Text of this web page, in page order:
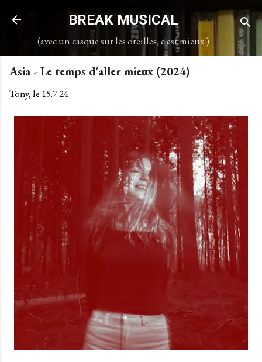
Accéder au contenu principal
BREAK MUSICAL
(avec un casque sur les oreilles, c'est mieux.)
Asia - Le temps d'aller mieux (2024)
Tony, le 15.7.24